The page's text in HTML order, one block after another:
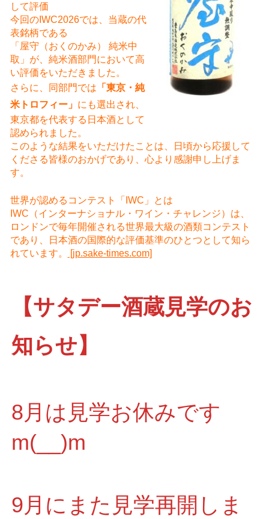
して評価
今回のIWC2026では、当蔵の代
表銘柄である
「屋守（おくのかみ） 純米中
取」が、純米酒部門において高
い評価をいただきました。
さらに、同部門では 「東京・純
米トロフィー」 にも選出され、
東京都を代表する日本酒として
認められました。
このような結果をいただけたことは、日頃から応援して
くださる皆様のおかげであり、心より感謝申し上げま
す。
世界が認めるコンテスト「IWC」とは
IWC（インターナショナル・ワイン・チャレンジ）は、
ロンドンで毎年開催される世界最大級の酒類コンテスト
であり、日本酒の国際的な評価基準のひとつとして知ら
れています。
[jp.sake-times.com]
【サタデー酒蔵見学のお
知らせ】
8月は見学お休みです
m(__)m
9月にまた見学再開しま